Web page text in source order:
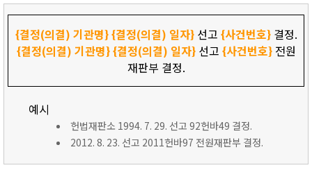
{결정(의결) 기관명}{결정(의결) 일자}선고 {사건번호}결정.
{결정(의결) 기관명}{결정(의결) 일자}선고 {사건번호}전원
재판부 결정.
예시
헌법재판소 1994. 7. 29. 선고 92헌바49 결정.
2012. 8. 23. 선고 2011헌바97 전원재판부 결정.